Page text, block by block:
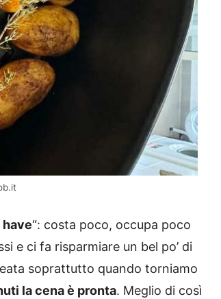
have“: costa poco, occupa poco
e ci fa risparmiare un bel po’ di
soprattutto quando torniamo
la cena è pronta. Meglio di così